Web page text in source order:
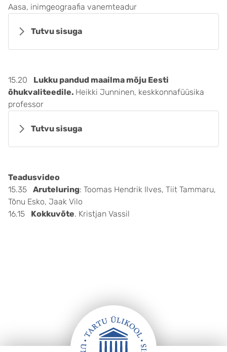
Aasa, inimgeograafia vanemteadur
Tutvu sisuga
15.20 Lukku pandud maailma mõju Eesti
õhukvaliteedile. Heikki Junninen, keskkonnafüüsika
professor
Tutvu sisuga
Teadusvideo
15.35 Aruteluring: Toomas Hendrik Ilves, Tiit Tammaru,
Tõnu Esko, Jaak Vilo
16.15 Kokkuvõte. Kristjan Vassil